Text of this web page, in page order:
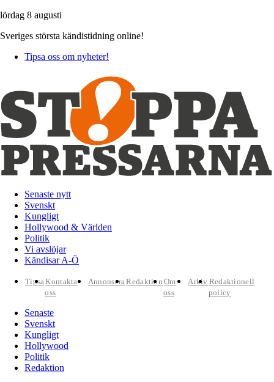
lördag 8 augusti
Sveriges största kändistidning online!
Tipsa oss om nyheter!
Senaste nytt
Svenskt
Kungligt
Hollywood & Världen
Politik
Vi avslöjar
Kändisar A-Ö
TipsaKontakta
oss
AnnonseraRedaktion Om
oss
Arkiv Redaktionell
policy
Senaste
Svenskt
Kungligt
Hollywood
Politik
Redaktion